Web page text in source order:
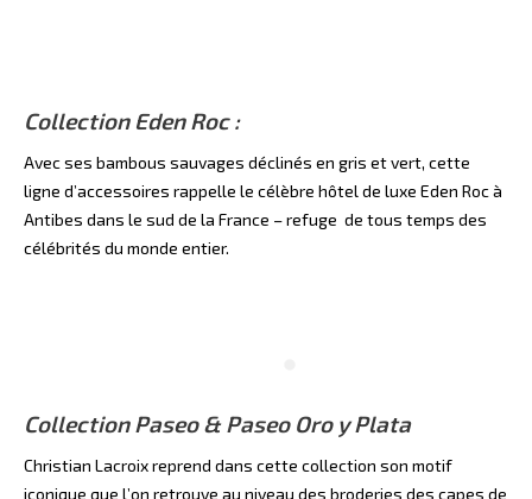
Collection Eden Roc :
Avec ses bambous sauvages déclinés en gris et vert, cette
ligne d’accessoires rappelle le célèbre hôtel de luxe Eden Roc à
Antibes dans le sud de la France – refuge de tous temps des
célébrités du monde entier.
Collection Paseo & Paseo Oro y Plata
Christian Lacroix reprend dans cette collection son motif
iconique que l’on retrouve au niveau des broderies des capes de